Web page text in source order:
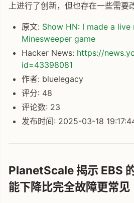
上进行了创新，但也存在一些需要
原文: Show HN: I made a
Minesweeper game
Hacker News: https://
id=43398081
作者: bluelegacy
评分: 48
评论数: 23
发布时间: 2025-03-18
PlanetScale 揭示 EBS
能下降比完全故障更常见